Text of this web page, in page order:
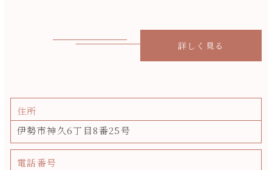
詳しく見る
住所
伊勢市神久6丁目8番25号
電話番号